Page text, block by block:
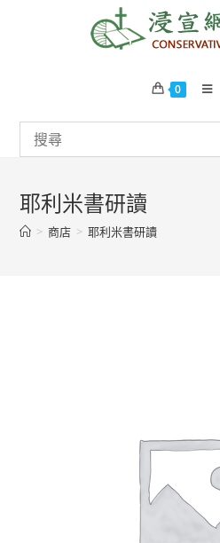
0
耶利米書研讀
> 商店 > 耶利米書研讀